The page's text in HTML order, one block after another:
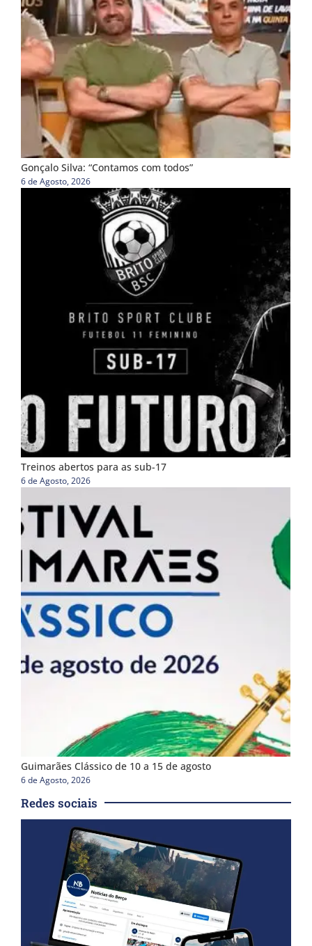
Gonçalo Silva: “Contamos com todos”
6 de Agosto, 2026
Treinos abertos para as sub-17
6 de Agosto, 2026
Guimarães Clássico de 10 a 15 de agosto
6 de Agosto, 2026
Redes sociais